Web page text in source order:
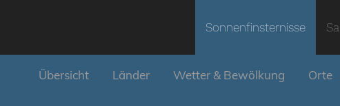
Sonnenfinsternisse
Übersicht Länder Wetter & Bewölkung Orte